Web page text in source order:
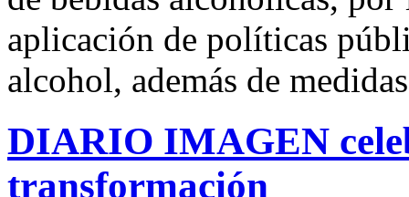
aplicación de políticas
alcohol, además de
DIARIO IMAGEN
transformación